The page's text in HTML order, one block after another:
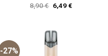
8,90€ Ursprünglicher
Preis
6,49€Aktueller
-27%